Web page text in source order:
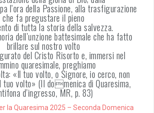
l’ora della Passione, alla trasfigurazione
che fa pregustare il pieno
di tutta la storia della salvezza.
dell’unzione battesimale che ha fatto
brillare sul nostro volto
del Cristo Risorto e, immersi nel
quaresimale, preghiamo
«Il tuo volto, o Signore, io cerco, non
tuo volto» (II domenica di Quaresima,
d’ingresso, MR, p. 83)
la Quaresima 2025 – Seconda Domenica